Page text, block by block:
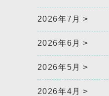
2026年7月
2026年6月
2026年5月
2026年4月